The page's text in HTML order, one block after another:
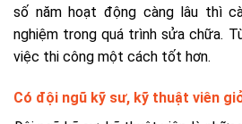
số năm hoạt động càng lâu thì
nghiệm trong quá trình sửa chữa.
việc thi công một cách tốt hơn.
Có đội ngũ kỹ sư, kỹ thuật viên